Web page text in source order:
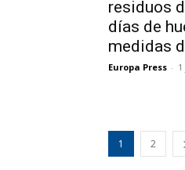
residuos
días de
medidas
Europa Press -
1 2